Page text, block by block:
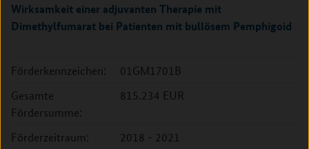
Wirksamkeit einer adjuvanten Therapie mit
Dimethylfumarat bei Patienten mit bullösem Pemphigoid
Förderkennzeichen:
01GM1701B
Gesamte
Fördersumme:
815.234 EUR
Förderzeitraum:
2018 - 2021